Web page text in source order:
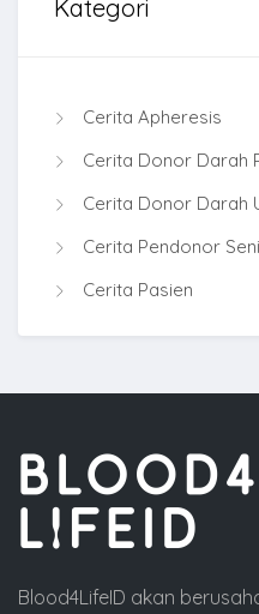
Kategori
Cerita Apheresis
Cerita Donor Darah
Cerita Donor Darah
Cerita Pendonor
Cerita Pasien
Blood4LifeID akan